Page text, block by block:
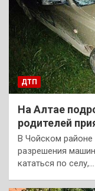
ДТП
На Алтае
родителей
В Чойском районе
разрешения
кататься по селу,…